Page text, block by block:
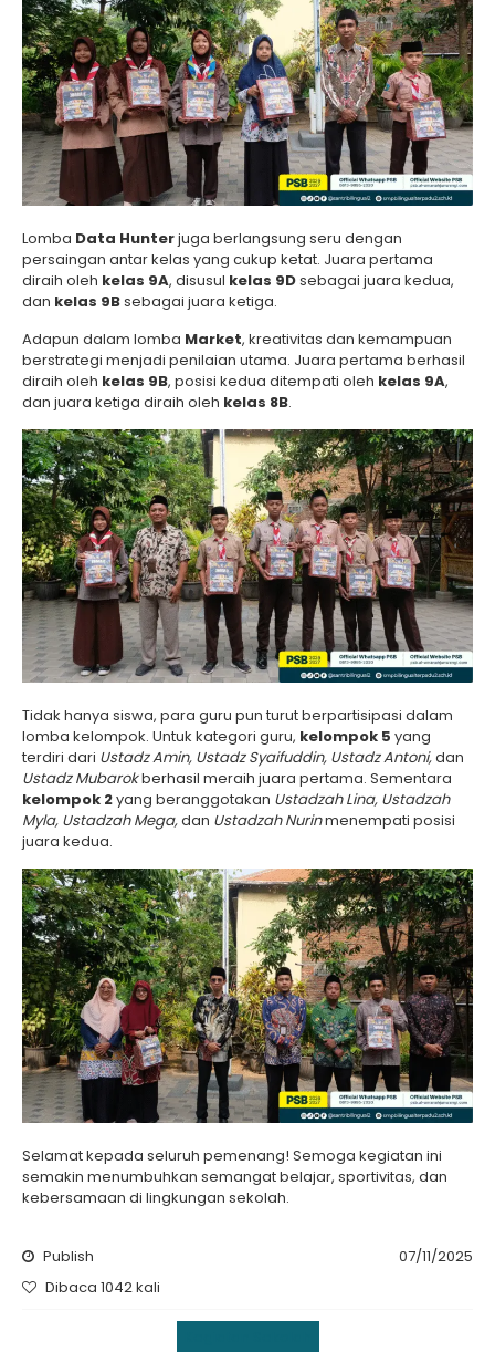
Lomba Data Hunterjuga berlangsung seru dengan
persaingan antar kelas yang cukup ketat. Juara pertama
diraih oleh kelas 9A, disusul kelas 9Dsebagai juara kedua,
dan kelas 9Bsebagai juara ketiga.
Adapun dalam lomba Market, kreativitas dan kemampuan
berstrategi menjadi penilaian utama. Juara pertama berhasil
diraih oleh kelas 9B, posisi kedua ditempati oleh kelas 9A,
dan juara ketiga diraih oleh kelas 8B.
Tidak hanya siswa, para guru pun turut berpartisipasi dalam
lomba kelompok. Untuk kategori guru, kelompok 5 yang
terdiri dari Ustadz Amin, Ustadz Syaifuddin, Ustadz Antoni,dan
Ustadz Mubarokberhasil meraih juara pertama. Sementara
kelompok 2yang beranggotakan Ustadzah Lina, Ustadzah
Myla, Ustadzah Mega,dan Ustadzah Nurinmenempati posisi
juara kedua.
Selamat kepada seluruh pemenang! Semoga kegiatan ini
semakin menumbuhkan semangat belajar, sportivitas, dan
kebersamaan di lingkungan sekolah.
Publish
07/11/2025
Dibaca 1042 kali